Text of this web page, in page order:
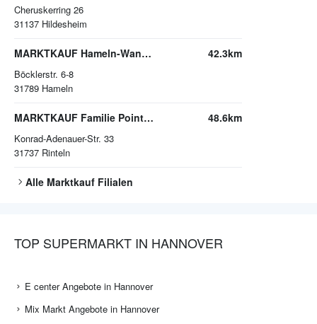
Cheruskerring 26
31137 Hildesheim
MARKTKAUF Hameln-Wangelist
Böcklerstr. 6-8
31789 Hameln
42.3km
MARKTKAUF Familie Pointmayer
Konrad-Adenauer-Str. 33
31737 Rinteln
48.6km
Alle Marktkauf Filialen
TOP SUPERMARKT IN HANNOVER
E center Angebote in Hannover
Mix Markt Angebote in Hannover